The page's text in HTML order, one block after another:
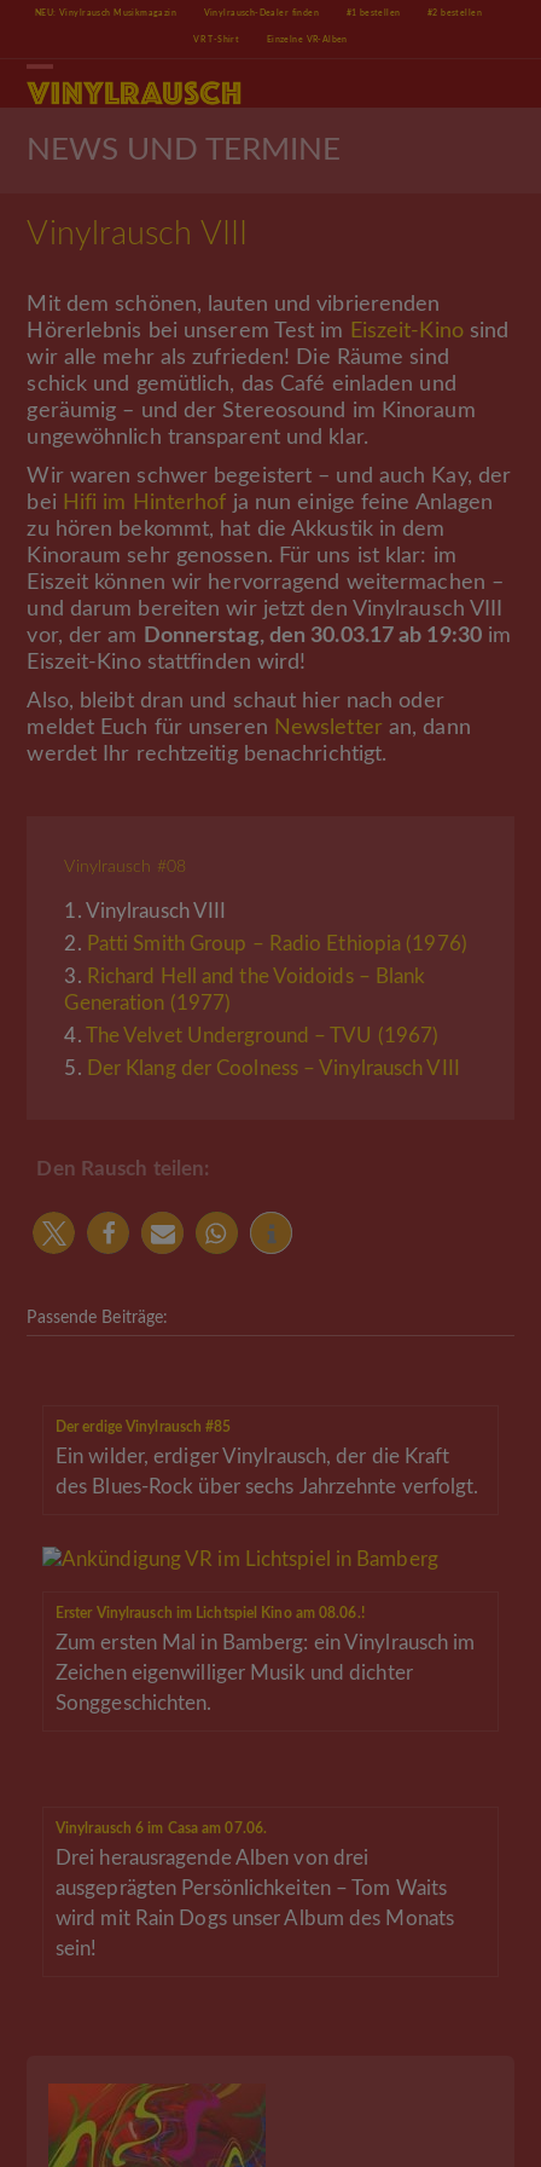
Skip
content
NEU: Vinylrausch Musikmagazin Vinylrausch-Dealer finden #1 bestellen #2 bestellen
VR T-Shirt Einzelne VR-Alben
Open
mobile
menu
Close
mobile
menu
NEWS UND TERMINE
Vinylrausch VIII
Mit dem schönen, lauten und vibrierenden
Hörerlebnis bei unserem Test im Eiszeit-Kinosind
wir alle mehr als zufrieden! Die Räume sind
schick und gemütlich, das Café einladen und
geräumig – und der Stereosound im Kinoraum
ungewöhnlich transparent und klar.
Wir waren schwer begeistert – und auch Kay, der
bei Hifi im Hinterhof ja nun einige feine Anlagen
zu hören bekommt, hat die Akkustik in dem
Kinoraum sehr genossen. Für uns ist klar: im
Eiszeit können wir hervorragend weitermachen –
und darum bereiten wir jetzt den Vinylrausch VIII
vor, der am
Donnerstag, den 30.03.17 ab 19:30im
Eiszeit-Kino stattfinden wird!
Also, bleibt dran und schaut hier nach oder
meldet Euch für unseren Newsletter an, dann
werdet Ihr rechtzeitig benachrichtigt.
Vinylrausch #08
1. Vinylrausch VIII
2. Patti Smith Group – Radio Ethiopia (1976)
3. Richard Hell and the Voidoids – Blank
Generation (1977)
4.
The Velvet Underground – TVU (1967)
5.
Der Klang der Coolness – Vinylrausch VIII
Den Rausch teilen:
Passende Beiträge:
Der erdige Vinylrausch #85
Ein wilder, erdiger Vinylrausch, der die Kraft
des Blues-Rock über sechs Jahrzehnte verfolgt.
Erster Vinylrausch im Lichtspiel Kino am 08.06.!
Zum ersten Mal in Bamberg: ein Vinylrausch im
Zeichen eigenwilliger Musik und dichter
Songgeschichten.
Vinylrausch 6 im Casa am 07.06.
Drei herausragende Alben von drei
ausgeprägten Persönlichkeiten – Tom Waits
wird mit Rain Dogs unser Album des Monats
sein!